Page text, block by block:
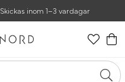
Skickas inom 1–3 vardagar